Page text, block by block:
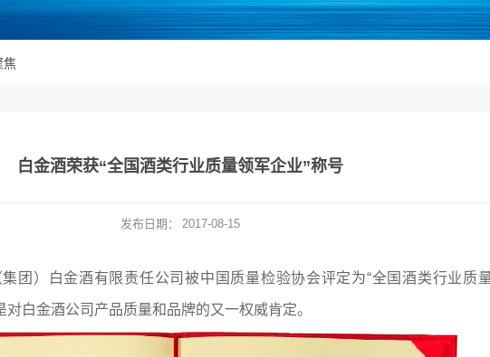
焦
白金酒荣获“全国酒类行业质量领军企业”称号
发布日期： 2017-08-15
团）白金酒有限责任公司被中国质量检验协会评定为“全国酒类行业质
对白金酒公司产品质量和品牌的又一权威肯定。